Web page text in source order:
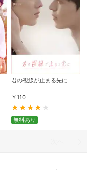
君の視線が止まる先に
￥110
無料あり